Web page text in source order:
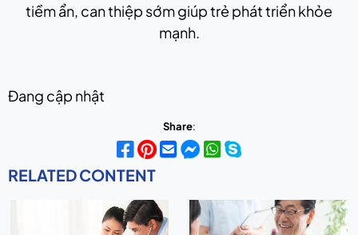
tiềm ẩn, can thiệp sớm giúp trẻ phát triển khỏe
mạnh.
Đang cập nhật
Share:
RELATED CONTENT